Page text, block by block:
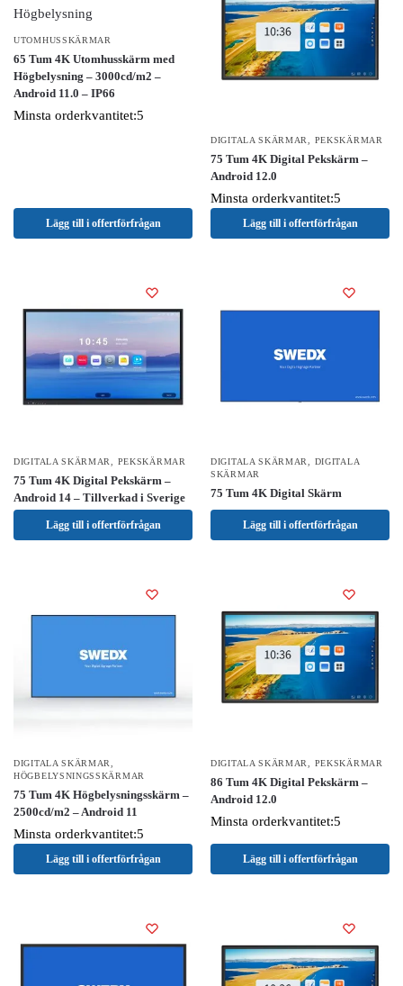
UTOMHUSSKÄRMAR
65 Tum 4K Utomhusskärm med
Högbelysning – 3000cd/m2 –
Android 11.0 – IP66
Minsta orderkvantitet:5
Lägg till i offertförfrågan
DIGITALA SKÄRMAR PEKSKÄRMAR
75 Tum 4K Digital Pekskärm –
Android 12.0
Minsta orderkvantitet:5
Lägg till i offertförfrågan
DIGITALA SKÄRMAR PEKSKÄRMAR
75 Tum 4K Digital Pekskärm –
Android 14 – Tillverkad i Sverige
Lägg till i offertförfrågan
DIGITALA SKÄRMAR
DIGITALA
SKÄRMAR
75 Tum 4K Digital Skärm
Lägg till i offertförfrågan
DIGITALA SKÄRMAR
HÖGBELYSNINGSSKÄRMAR
75 Tum 4K Högbelysningsskärm –
2500cd/m2 – Android 11
Minsta orderkvantitet:5
Lägg till i offertförfrågan
DIGITALA SKÄRMAR PEKSKÄRMAR
86 Tum 4K Digital Pekskärm –
Android 12.0
Minsta orderkvantitet:5
Lägg till i offertförfrågan